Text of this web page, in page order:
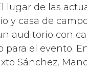
lugar de las
y casa de
auditorio con
el evento.
Sánchez,